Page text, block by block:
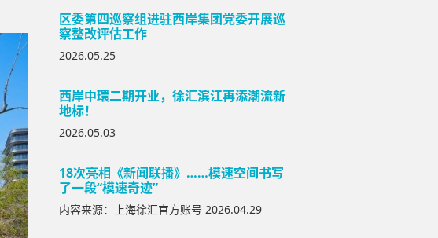
区委第四巡察组进驻西岸集团党委开展巡
察整改评估工作
2026.05.25
西岸中環二期开业，徐汇滨江再添潮流新
地标！
2026.05.03
18次亮相《新闻联播》……模速空间书写
了一段“模速奇迹”
内容来源：上海徐汇官方账号 2026.04.29